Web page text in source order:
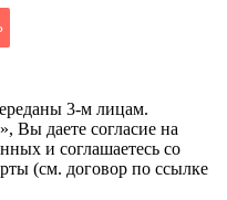
3-м лицам.
Вы даете согласие на
и соглашаетесь со
(см. договор по ссылке